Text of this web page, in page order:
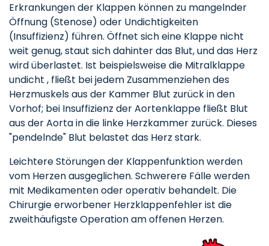
Erkrankungen der Klappen können zu mangelnder
Öffnung (Stenose) oder Undichtigkeiten
(Insuffizienz) führen. Öffnet sich eine Klappe nicht
weit genug, staut sich dahinter das Blut, und das Herz
wird überlastet. Ist beispielsweise die Mitralklappe
undicht , fließt bei jedem Zusammenziehen des
Herzmuskels aus der Kammer Blut zurück in den
Vorhof; bei Insuffizienz der Aortenklappe fließt Blut
aus der Aorta in die linke Herzkammer zurück. Dieses
"pendelnde" Blut belastet das Herz stark.
Leichtere Störungen der Klappenfunktion werden
vom Herzen ausgeglichen. Schwerere Fälle werden
mit Medikamenten oder operativ behandelt. Die
Chirurgie erworbener Herzklappenfehler ist die
zweithäufigste Operation am offenen Herzen.